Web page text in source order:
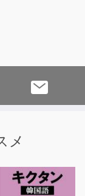
したいと願う全
ールが詰まっ
み」を作り、
をつかむための
らない」
メ